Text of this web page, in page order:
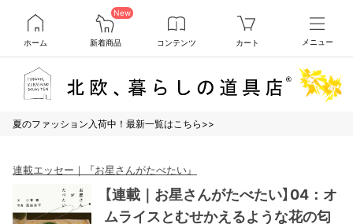
ホーム
New
新着商品 コンテンツ カート メニュー
夏のファッション入荷中！最新一覧はこちら>>
連載エッセー｜『お星さんがたべたい』
【連載｜お星さんがたべたい】04：オ
ムライスとむせかえるような花の匂